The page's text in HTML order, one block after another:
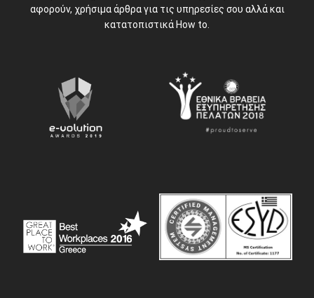
αφορούν, χρήσιμα άρθρα για τις υπηρεσίες σου αλλά και
κατατοπιστικά How to.